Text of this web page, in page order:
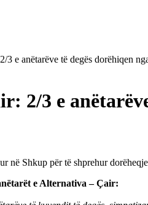
3 e anëtarëve të degës dorëhiqen
2/3 e
në Shkup për të shprehur
e Alternativa – Çair: